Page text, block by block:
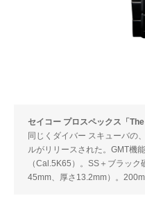
セイコー プロスペックス「
同じくダイバー スキューバの
ルがリリースされた。GMT機
（Cal.5K65）。SS＋ブラッ
45mm、厚さ13.2mm）。